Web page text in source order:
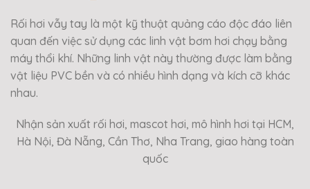
Rối hơi vẫy tay là một kỹ thuật quảng cáo độc đáo liên
quan đến việc sử dụng các linh vật bơm hơi chạy bằng
máy thổi khí. Những linh vật này thường được làm bằng
vật liệu PVC bền và có nhiều hình dạng và kích cỡ khác
nhau.
Nhận sản xuất rối hơi, mascot hơi, mô hình hơi tại HCM,
Hà Nội, Đà Nẵng, Cần Thơ, Nha Trang, giao hàng toàn
quốc